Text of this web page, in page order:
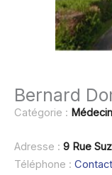
Bernard
Catégorie : Médecin
Adresse : 9 Rue
Téléphone :